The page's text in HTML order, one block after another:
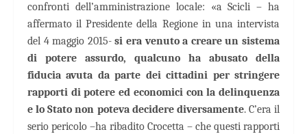
confronti dell’amministrazione locale: «a Scicli – ha
affermato il Presidente della Regione in una intervista
del 4 maggio 2015-si era venuto a creare un sistema
di potere assurdo, qualcuno ha abusato della
fiducia avuta da parte dei cittadini per stringere
rapporti di potere ed economici con la delinquenza
e lo Stato non poteva decidere diversamente. C’era il
serio pericolo –ha ribadito Crocetta – che questi rapporti